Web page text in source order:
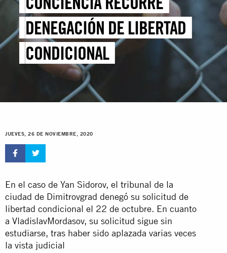
DENEGACIÓN DE LIBERTAD
CONDICIONAL
JUEVES, 26 DE NOVIEMBRE, 2020
En el caso de Yan Sidorov, el tribunal de la
ciudad de Dimitrovgrad denegó su solicitud de
libertad condicional el 22 de octubre. En cuanto
a VladislavMordasov, su solicitud sigue sin
estudiarse, tras haber sido aplazada varias veces
la vista judicial